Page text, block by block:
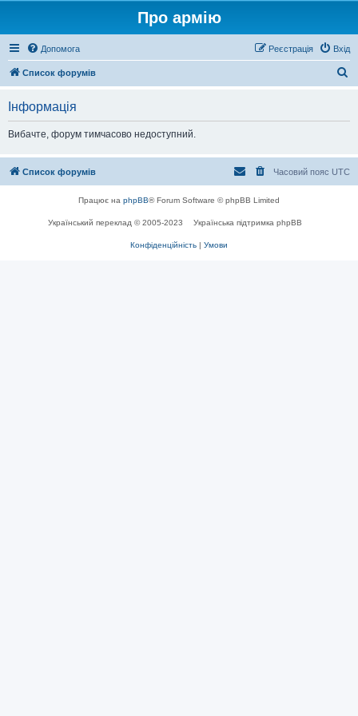
Про армію
Допомога Вхід
Реєстрація
Список форумів
Інформація
Вибачте, форум тимчасово недоступний.
Список форумів Часовий пояс UTC
Працює на phpBB® Forum Software © phpBB Limited
Український переклад © 2005-2023 Українська підтримка phpBB
Конфіденційність | Умови